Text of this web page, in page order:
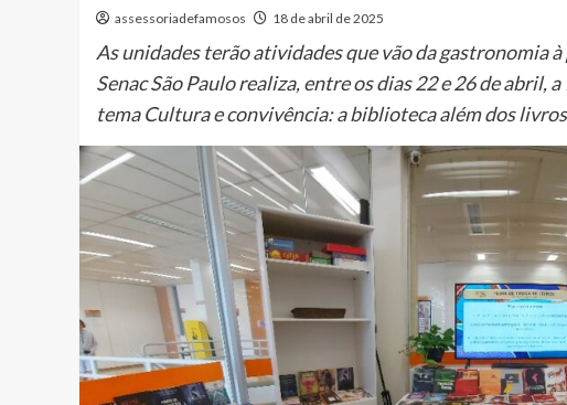
assessoriadefamosos 18 de abril de 2025
As unidades terão atividades que vão da gastronomia
Senac São Paulo realiza, entre os dias 22 e 26 de abril,
tema Cultura e convivência: a biblioteca além dos